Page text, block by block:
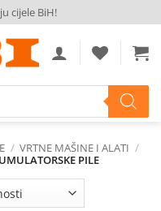
cijele BiH!
/ VRTNE MAŠINE I ALATI /
PILE